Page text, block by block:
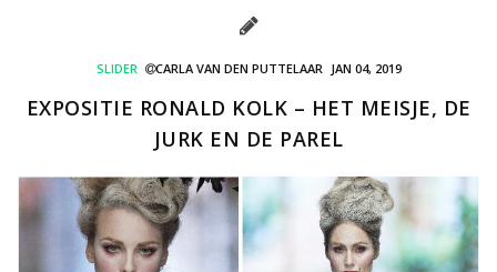
SLIDER CARLA VAN DEN PUTTELAAR JAN 04, 2019
EXPOSITIE RONALD KOLK – HET MEISJE, DE
JURK EN DE PAREL